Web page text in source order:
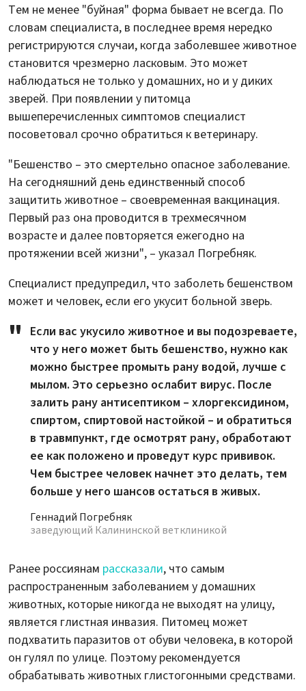
Тем не менее "буйная" форма бывает не всегда. По
словам специалиста, в последнее время нередко
регистрируются случаи, когда заболевшее животное
становится чрезмерно ласковым. Это может
наблюдаться не только у домашних, но и у диких
зверей. При появлении у питомца
вышеперечисленных симптомов специалист
посоветовал срочно обратиться к ветеринару.
"Бешенство – это смертельно опасное заболевание.
На сегодняшний день единственный способ
защитить животное – своевременная вакцинация.
Первый раз она проводится в трехмесячном
возрасте и далее повторяется ежегодно на
протяжении всей жизни", – указал Погребняк.
Специалист предупредил, что заболеть бешенством
может и человек, если его укусит больной зверь.
Если вас укусило животное и вы подозреваете,
что у него может быть бешенство, нужно как
можно быстрее промыть рану водой, лучше с
мылом. Это серьезно ослабит вирус. После
залить рану антисептиком – хлоргексидином,
спиртом, спиртовой настойкой – и обратиться
в травмпункт, где осмотрят рану, обработают
ее как положено и проведут курс прививок.
Чем быстрее человек начнет это делать, тем
больше у него шансов остаться в живых.
Геннадий Погребняк
заведующий Калининской ветклиникой
Ранее россиянам рассказали, что самым
распространенным заболеванием у домашних
животных, которые никогда не выходят на улицу,
является глистная инвазия. Питомец может
подхватить паразитов от обуви человека, в которой
он гулял по улице. Поэтому рекомендуется
обрабатывать животных глистогонными средствами.